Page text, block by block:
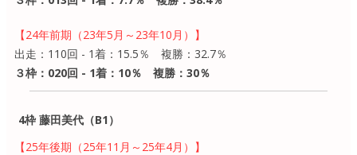
【24年前期（23年5月～23年10月）】
出走：110回 - 1着：15.5％ 複勝：32.7％
３枠：020回 - 1着：10％ 複勝：30％
4枠 藤田美代（B1）
【25年後期（25年11月～25年4月）】